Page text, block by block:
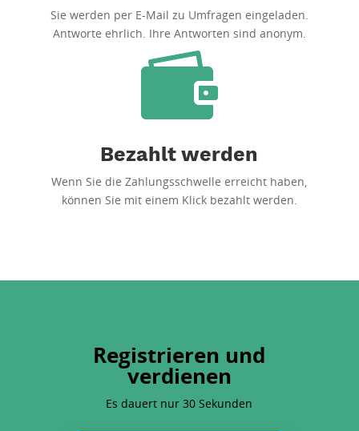
Sie werden per E-Mail zu Umfragen eingeladen.
Antworte ehrlich. Ihre Antworten sind anonym.
Bezahlt werden
Wenn Sie die Zahlungsschwelle erreicht haben,
können Sie mit einem Klick bezahlt werden.
Registrieren und
verdienen
Es dauert nur 30 Sekunden